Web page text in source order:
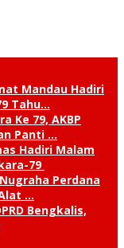
Mandau Hadiri
Tahu…
Ke 79, AKBP
Panti …
Hadiri Malam
79
Perdana
…
Bengkalis,